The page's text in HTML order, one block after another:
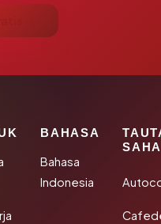
→
BAHASA
Bahasa
Indonesia